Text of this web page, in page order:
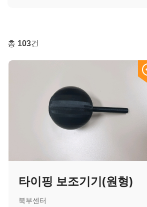
총 103건
타이핑 보조기기(원형)
북부센터